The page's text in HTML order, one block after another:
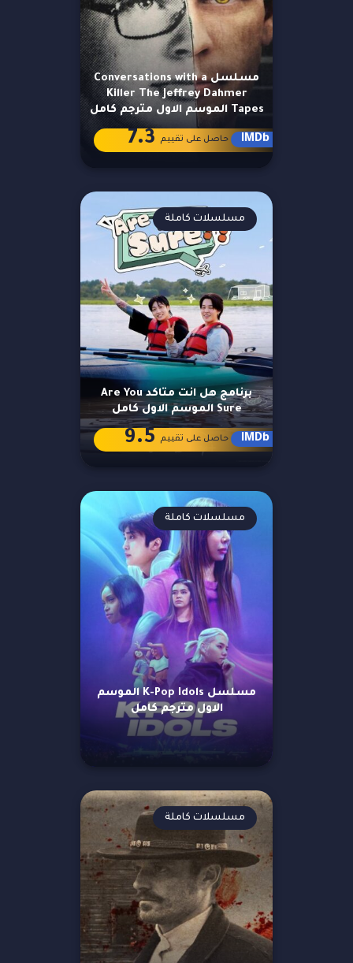
مسلسل Conversations with a
Killer The Jeffrey Dahmer
Tapes الموسم الاول مترجم كامل
IMDb حاصل على تقييم 7.3
برنامج هل انت متاكد Are You
Sure الموسم الاول كامل
مسلسلات كاملة
IMDb حاصل على تقييم 9.5
مسلسل K-Pop Idols الموسم
الاول مترجم كامل
مسلسلات كاملة
مسلسلات كاملة